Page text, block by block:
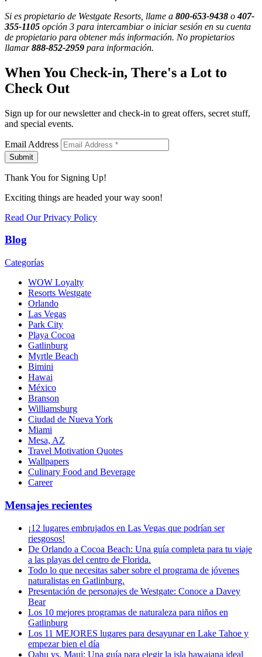
Si es propietario de Westgate Resorts, llame a 800-653-9438 o407-
355-1105 opción 3 para intercambiar o iniciar sesión en su cuenta
de propietario para obtener más información. No propietarios
llamar888-852-2959 para información.
When You Check-in, There's a Lot to
Check Out
Sign up for our newsletter and check-in to great offers, secret stuff,
and special events.
Email Address
Submit
Thank You for Signing Up!
Exciting things are headed your way soon!
Read Our Privacy Policy
Blog
Categorías
WOW Loyalty
Resorts Westgate
Orlando
Las Vegas
Park City
Playa Cocoa
Gatlinburg
Myrtle Beach
Bimini
Hawai
México
Branson
Williamsburg
Ciudad de Nueva York
Miami
Mesa, AZ
Travel Motivation Quotes
Wallpapers
Culinary Food and Beverage
Career
Mensajes recientes
¡12 lugares embrujados en Las Vegas que podrían ser
riesgosos!
De Orlando a Cocoa Beach: Una guía completa para tu viaje
a las playas del centro de Florida.
Todo lo que necesitas saber sobre el programa de jóvenes
naturalistas en Gatlinburg.
Presentación de personajes de Westgate: Conoce a Davey
Bear
Los 10 mejores programas de naturaleza para niños en
Gatlinburg
Los 11 MEJORES lugares para desayunar en Lake Tahoe y
empezar bien el día
Oahu vs. Maui: Una guía para elegir la isla hawaiana ideal